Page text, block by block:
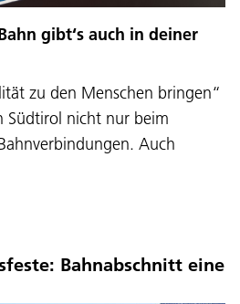
gibt‘s auch in deiner
zu den Menschen bringen“
nicht nur beim
Auch
Bahnabschnitt eine